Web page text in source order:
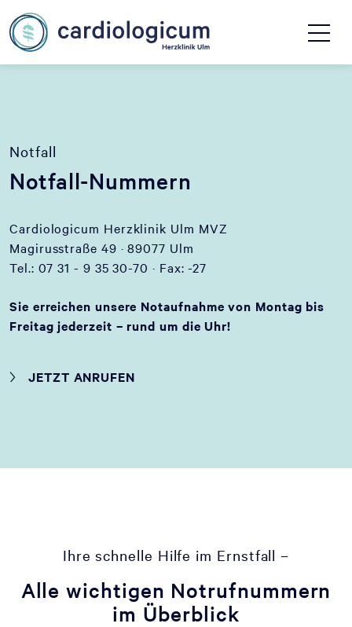
Notfall
Notfall-Nummern
Cardiologicum Herzklinik Ulm MVZ
Magirusstraße 49 · 89077 Ulm
Tel.: 07 31 - 9 35 30-70 · Fax: -27
Sie erreichen unsere Notaufnahme von Montag bis
Freitag jederzeit – rund um die Uhr!
JETZT ANRUFEN
Ihre schnelle Hilfe im Ernstfall –
Alle wichtigen Notrufnummern
im Überblick